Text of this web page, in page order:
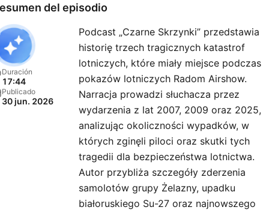
del episodio
Duración
17:44
Publicado
30 jun. 2026
Podcast „Czarne Skrzynki” przedstawia
historię trzech tragicznych katastrof
lotniczych, które miały miejsce podczas
pokazów lotniczych Radom Airshow.
Narracja prowadzi słuchacza przez
wydarzenia z lat 2007, 2009 oraz 2025,
analizując okoliczności wypadków, w
których zginęli piloci oraz skutki tych
tragedii dla bezpieczeństwa lotnictwa.
Autor przybliża szczegóły zderzenia
samolotów grupy Żelazny, upadku
białoruskiego Su-27 oraz najnowszego